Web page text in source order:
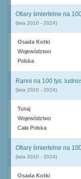
Ofiary śmiertelne na
(lata 2010 - 2024)
Osada Kotki
Województwo
Polska
Ranni na 100 tys.
(lata 2010 - 2024)
Tutaj
Województwo
Cała Polska
Ofiary śmiertelne na
(lata 2010 - 2024)
Osada Kotki